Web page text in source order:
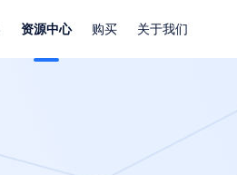
资源中心 购买 关于我们